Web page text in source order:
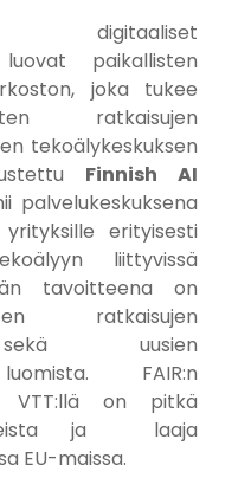
digitaaliset
paikallisten
joka tukee
ratkaisujen
tekoälykeskuksen
Finnish AI
palvelukeskuksena
erityisesti
liittyvissä
tavoitteena on
ratkaisujen
uusien
FAIR:n
VTT:llä on pitkä
ja laaja
EU-maissa.